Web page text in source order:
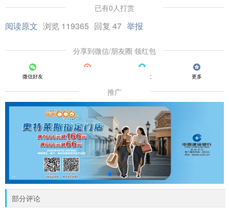
已有0人打赏
阅读原文 浏览 119365 回复 47 举报
分享到微信/朋友圈 领红包
微信好友 QQ好友 更多
推广
部分评论